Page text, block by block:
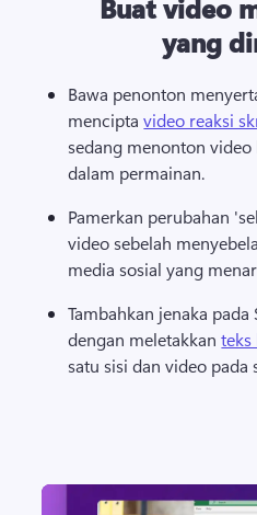
Buat video
yang
Bawa penonton
mencipta video reaksi
sedang menonton
dalam permainan.
Pamerkan perubahan
video sebelah
media sosial yang
Tambahkan jenaka pada
dengan meletakkan teks
satu sisi dan video pada